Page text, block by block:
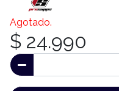
Agotado.
$ 24.990